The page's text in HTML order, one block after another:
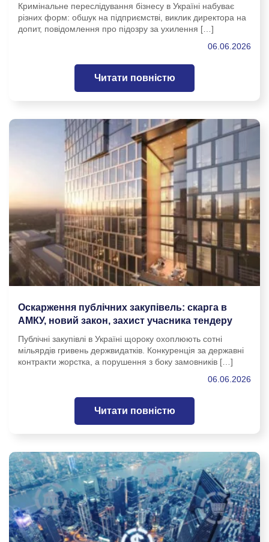
Кримінальне переслідування бізнесу в Україні набуває
різних форм: обшук на підприємстві, виклик директора на
допит, повідомлення про підозру за ухилення […]
06.06.2026
Читати повністю
Оскарження публічних закупівель: скарга в
АМКУ, новий закон, захист учасника тендеру
Публічні закупівлі в Україні щороку охоплюють сотні
мільярдів гривень держвидатків. Конкуренція за державні
контракти жорстка, а порушення з боку замовників […]
06.06.2026
Читати повністю